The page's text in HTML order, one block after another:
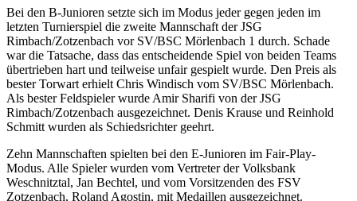
Bei den B-Junioren setzte sich im Modus jeder gegen jeden im
letzten Turnierspiel die zweite Mannschaft der JSG
Rimbach/Zotzenbach vor SV/BSC Mörlenbach 1 durch. Schade
war die Tatsache, dass das entscheidende Spiel von beiden Teams
übertrieben hart und teilweise unfair gespielt wurde. Den Preis als
bester Torwart erhielt Chris Windisch vom SV/BSC Mörlenbach.
Als bester Feldspieler wurde Amir Sharifi von der JSG
Rimbach/Zotzenbach ausgezeichnet. Denis Krause und Reinhold
Schmitt wurden als Schiedsrichter geehrt.
Zehn Mannschaften spielten bei den E-Junioren im Fair-Play-
Modus. Alle Spieler wurden vom Vertreter der Volksbank
Weschnitztal, Jan Bechtel, und vom Vorsitzenden des FSV
Zotzenbach, Roland Agostin, mit Medaillen ausgezeichnet.